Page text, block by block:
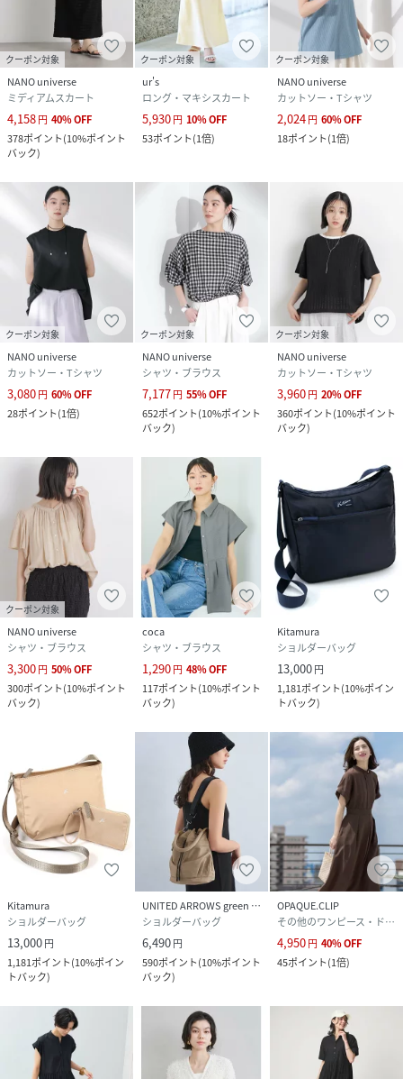
model: H171cm 着用サイズ: II
【素材】トリアセテート86% ポリエステル14%
性別タイプ レディース
原産国
素材
サイズ Ｉ、ＩＩ
品番
FX0785_669
669-2230305-044-44 FX0785
クーポン対象
NANO universe
ミディアムスカート
4,158円 40%OFF
378ポイント(10%ポイント
バック)
クーポン対象
ur's
ロング・マキシスカート
5,930円 10%OFF
53ポイント(1倍)
クーポン対象
NANO universe
カットソー・Tシャツ
2,024円 60%OFF
18ポイント(1倍)
クーポン対象
NANO universe
カットソー・Tシャツ
3,080円 60%OFF
28ポイント(1倍)
クーポン対象
NANO universe
シャツ・ブラウス
7,177円 55%OFF
652ポイント(10%ポイント
バック)
クーポン対象
NANO universe
カットソー・Tシャツ
3,960円 20%OFF
360ポイント(10%ポイント
バック)
クーポン対象
NANO universe
シャツ・ブラウス
3,300円 50%OFF
300ポイント(10%ポイント
バック)
coca
シャツ・ブラウス
1,290円 48%OFF
117ポイント(10%ポイント
バック)
Kitamura
ショルダーバッグ
13,000円
1,181ポイント(10%ポイン
トバック)
Kitamura
ショルダーバッグ
13,000円
1,181ポイント(10%ポイン
トバック)
UNITED ARROWS green label relaxing
ショルダーバッグ
6,490円
590ポイント(10%ポイント
バック)
OPAQUE.CLIP
その他のワンピース・ドレス
4,950円 40%OFF
45ポイント(1倍)